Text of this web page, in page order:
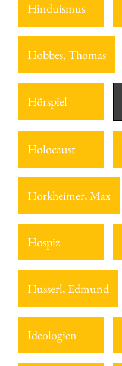
Hinduismus
Hobbes, Thomas
Hörspiel
Holocaust
Horkheimer, Max
Hospiz
Husserl, Edmund
Ideologien